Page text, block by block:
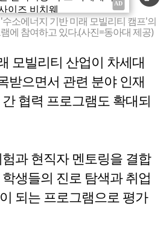
소에너지 기반 미래 모빌리티 캠프'의
에 참여하고 있다.(사진=동아대 제공)
모빌리티 산업이 차세대
받으면서 관련 분야 인재
협력 프로그램도 확대되
과 현직자 멘토링을 결합
생들의 진로 탐색과 취업
되는 프로그램으로 평가